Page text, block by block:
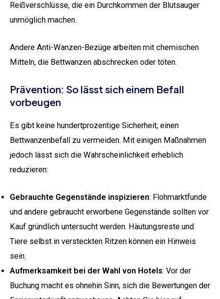
Reißverschlüsse, die ein Durchkommen der Blutsauger
unmöglich machen.
Andere Anti-Wanzen-Bezüge arbeiten mit chemischen
Mitteln, die Bettwanzen abschrecken oder töten.
Prävention: So lässt sich einem Befall
vorbeugen
Es gibt keine hundertprozentige Sicherheit, einen
Bettwanzenbefall zu vermeiden. Mit einigen Maßnahmen
jedoch lässt sich die Wahrscheinlichkeit erheblich
reduzieren:
Gebrauchte Gegenstände inspizieren: Flohmarktfunde
und andere gebraucht erworbene Gegenstände sollten vor
Kauf gründlich untersucht werden. Häutungsreste und
Tiere selbst in versteckten Ritzen können ein Hinweis
sein.
Aufmerksamkeit bei der Wahl von Hotels: Vor der
Buchung macht es ohnehin Sinn, sich die Bewertungen der